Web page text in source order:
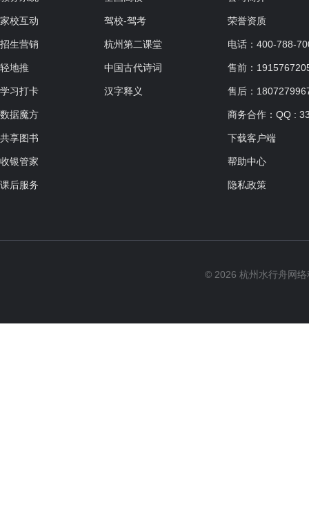
硬笔书法
适合人群：6-12岁
家校互动
招生营销
轻地推
学习打卡
数据魔方
共享图书
收银管家
课后服务
驾校-驾考
杭州第二课堂
中国古代诗词
汉字释义
荣誉资质
电话：400-788-
售前：
售后：
商务合作：QQ :
下载客户端
帮助中心
隐私政策
© 2026 杭州水行舟网